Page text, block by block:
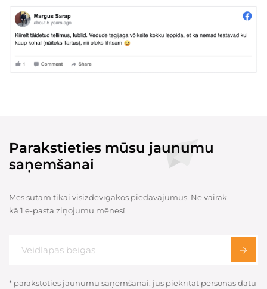
Parakstieties mūsu jaunumu
saņemšanai
Mēs sūtam tikai visizdevīgākos piedāvājumus. Ne vairāk
kā 1 e-pasta ziņojumu mēnesī
* parakstoties jaunumu saņemšanai, jūs piekrītat personas datu